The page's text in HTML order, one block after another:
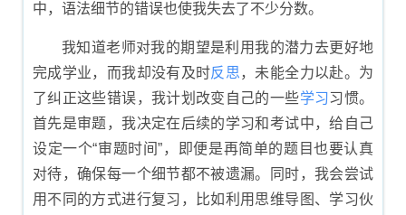
中，语法细节的错误也使我失去了不少分数。
我知道老师对我的期望是利用我的潜力去更好地
完成学业，而我却没有及时反思，未能全力以赴。为
了纠正这些错误，我计划改变自己的一些学习习惯。
首先是审题，我决定在后续的学习和考试中，给自己
设定一个“审题时间”，即便是再简单的题目也要认真
对待，确保每一个细节都不被遗漏。同时，我会尝试
用不同的方式进行复习，比如利用思维导图、学习伙